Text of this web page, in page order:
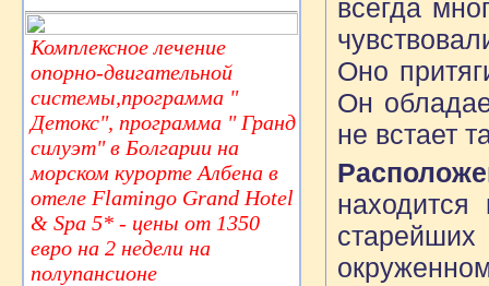
Комплексное лечение
опорно-двигательной
системы,программа "
Детокс", программа " Гранд
силуэт" в Болгарии на
морском курорте Албена в
отеле Flamingo Grand Hotel
& Spa 5* - цены от 1350
евро на 2 недели на
полупансионе
всегда
Оно
Он
не встает